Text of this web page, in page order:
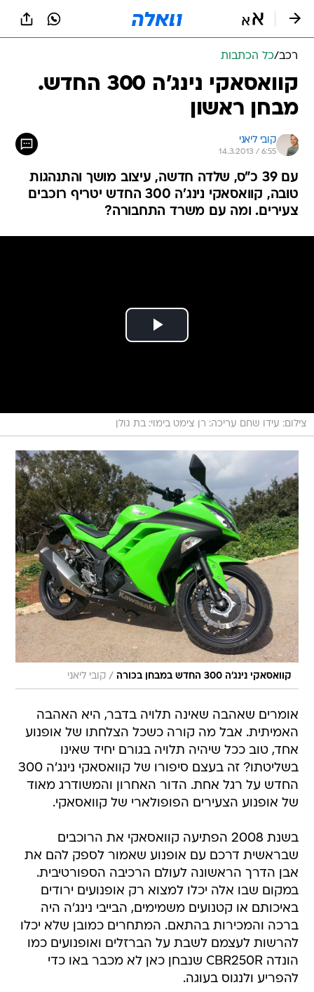
רכב/כל הכתבות
קוואסאקי נינג'ה 300 החדש.
מבחן ראשון
קובי ליאני
14.3.2013 / 6:55
עם 39 כ"ס, שלדה חדשה, עיצוב מושך והתנהגות
טובה, קוואסאקי נינג'ה 300 החדש יטריף רוכבים
צעירים. ומה עם משרד התחבורה?
צילום: עידו שחם עריכה: רן צימט בימוי: בת גולן
קוואסאקי נינג'ה 300 החדש במבחן בכורה / קובי ליאני
אומרים שאהבה שאינה תלויה בדבר, היא האהבה
האמיתית. אבל מה קורה כשכל הצלחתו של אופנוע
אחד, טוב ככל שיהיה תלויה בגורם יחיד שאינו
בשליטתו? זה בעצם סיפורו של קוואסאקי נינג'ה 300
החדש על רגל אחת. הדור האחרון והמשודרג מאוד
של אופנוע הצעירים הפופולארי של קוואסאקי.
בשנת 2008 הפתיעה קוואסאקי את הרוכבים
שבראשית דרכם עם אופנוע שאמור לספק להם את
אבן הדרך הראשונה לעולם הרכיבה הספורטיבית.
במקום שבו אלה יכלו למצוא רק אופנועים ירודים
באיכותם או קטנועים משמימים, הבייבי נינג'ה היה
ברכה והמכירות בהתאם. המתחרים כמובן שלא יכלו
להרשות לעצמם לשבת על הברזלים ואופנועים כמו
הונדה CBR250R שנבחן כאן לא מכבר באו כדי
להפריע ולנגוס בעוגה.